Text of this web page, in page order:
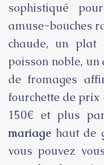
sophistiqué
amuse-bouches
chaude, un
poisson noble,
de fromages
fourchette de prix
150€ et plus
mariage haut de
vous pouvez